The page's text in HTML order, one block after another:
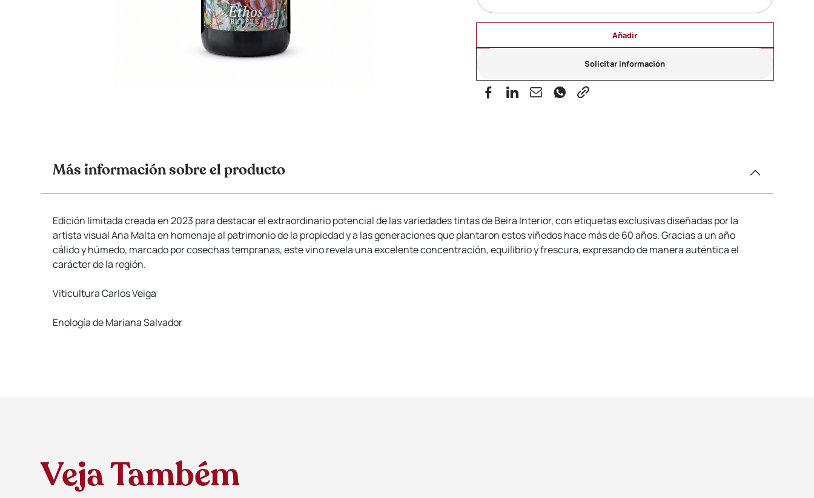
Añadir
Solicitar información
Más información sobre el producto
Edición limitada creada en 2023 para destacar el extraordinario potencial de las variedades tintas de Beira Interior, con etiquetas exclusivas diseñadas por la
artista visual Ana Malta en homenaje al patrimonio de la propiedad y a las generaciones que plantaron estos viñedos hace más de 60 años. Gracias a un año
cálido y húmedo, marcado por cosechas tempranas, este vino revela una excelente concentración, equilibrio y frescura, expresando de manera auténtica el
carácter de la región.
Viticultura Carlos Veiga
Enología de Mariana Salvador
Veja Também